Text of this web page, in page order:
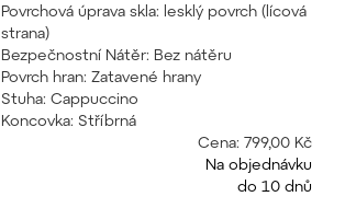
Povrchová úprava skla: lesklý povrch (lícová
strana)
Bezpečnostní Nátěr: Bez nátěru
Povrch hran: Zatavené hrany
Stuha: Cappuccino
Koncovka: Stříbrná
Cena: 799,00 Kč
Na objednávku
do 10 dnů